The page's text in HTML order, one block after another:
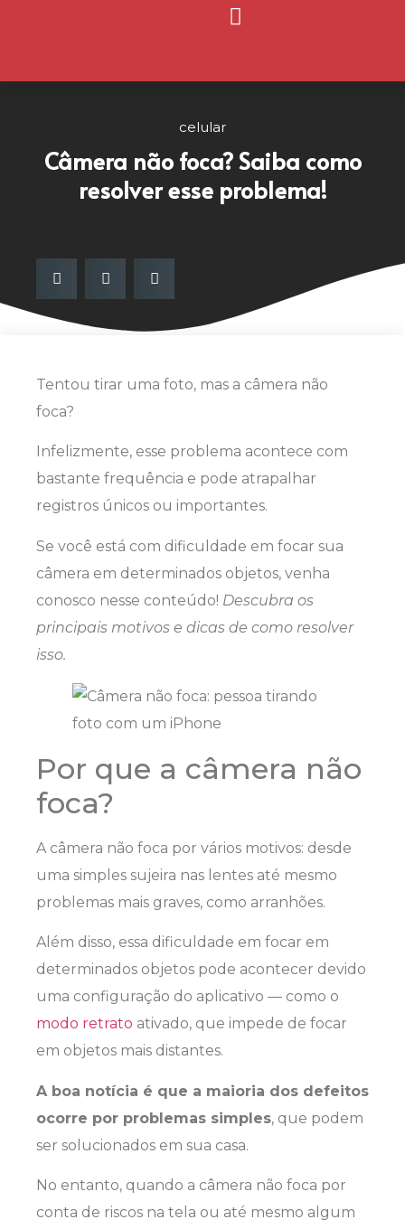
celular
Câmera não foca? Saiba como
resolver esse problema!
Tentou tirar uma foto, mas a câmera não
foca?
Infelizmente, esse problema acontece com
bastante frequência e pode atrapalhar
registros únicos ou importantes.
Se você está com dificuldade em focar sua
câmera em determinados objetos, venha
conosco nesse conteúdo! Descubra os
principais motivos e dicas de como resolver
isso.
Por que a câmera não
foca?
A câmera não foca por vários motivos: desde
uma simples sujeira nas lentes até mesmo
problemas mais graves, como arranhões.
Além disso, essa dificuldade em focar em
determinados objetos pode acontecer devido
uma configuração do aplicativo — como o
modo retrato ativado, que impede de focar
em objetos mais distantes.
A boa notícia é que a maioria dos defeitos
ocorre por problemas simples, que podem
ser solucionados em sua casa.
No entanto, quando a câmera não foca por
conta de riscos na tela ou até mesmo algum